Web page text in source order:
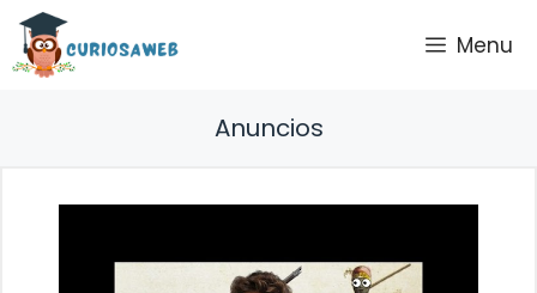
Saltar
contenido
Menu
Anuncios